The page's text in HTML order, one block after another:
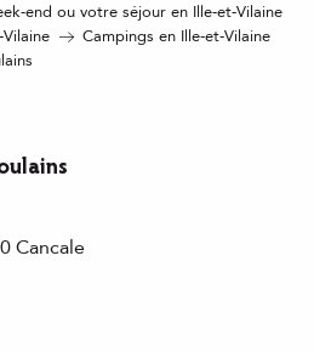
end ou votre séjour en Ille-et-Vilaine
Campings en Ille-et-Vilaine
Cancale